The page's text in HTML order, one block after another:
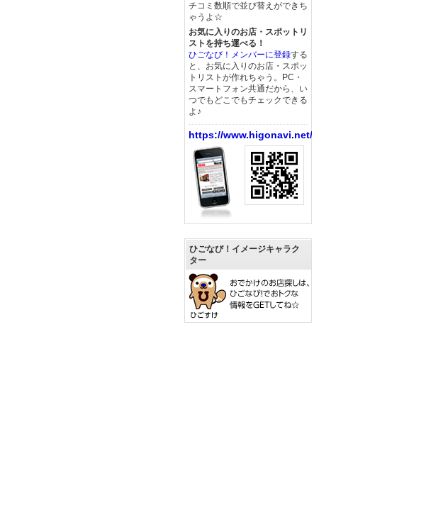
チコミ数順で並び替えができち
ゃうよ☆
お気に入りのお店・スポットリ
ストを持ち運べる！
ひごなび！メンバーに登録する
と、お気に入りのお店・スポッ
トリストが作れちゃう。PC・
スマートフォン共通だから、い
つでもどこでもチェックできる
よ♪
https://www.higonavi.net/
ひごなび！イメージキャラク
ター